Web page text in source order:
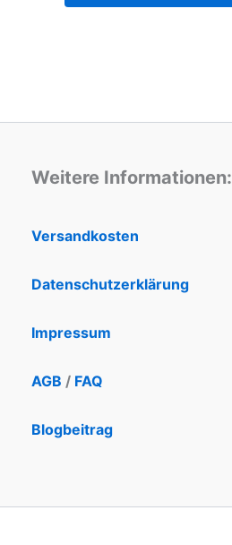
Weitere Informationen:
Versandkosten
Datenschutzerklärung
Impressum
AGB / FAQ
Blogbeitrag